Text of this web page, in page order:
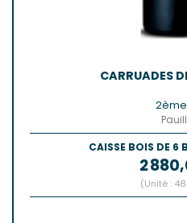
CARRUADES
CAISSE BOIS DE 6
Prix
2
(Unité :